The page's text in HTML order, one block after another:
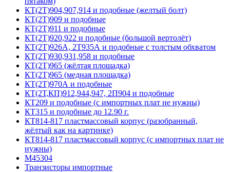
КТ(2Т)904,907,914 и подобные (желтый болт)
КТ(2Т)909 и подобные
КТ(2Т)911 и подобные
КТ(2Т)920,922 и подобные (большой вертолёт)
КТ(2Т)926А, 2Т935А и подобные с толстым обхватом
КТ(2Т)930,931,958 и подобные
КТ(2Т)965 (жёлтая площадка)
КТ(2Т)965 (медная площадка)
КТ(2Т)970А и подобные
КТ(2Т,КП)912,944,947, 2П904 и подобные
КТ209 и подобные (с импортных плат не нужны)
КТ315 и подобные до 12.90 г.
КТ814-817 пластмассовый корпус (разобранный,
жёлтый как на картинке)
КТ814-817 пластмассовый корпус (с импортных плат не
нужны)
М45304
Транзисторы импортные